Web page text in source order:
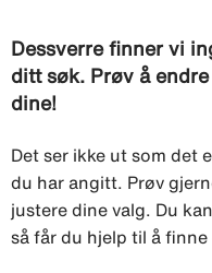
Dessverre finner vi
ditt søk. Prøv å
dine!
Det ser ikke ut som det
du har angitt. Prøv
justere dine valg. Du
så får du hjelp til å finne